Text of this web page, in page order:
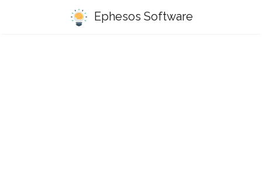
Ephesos Software